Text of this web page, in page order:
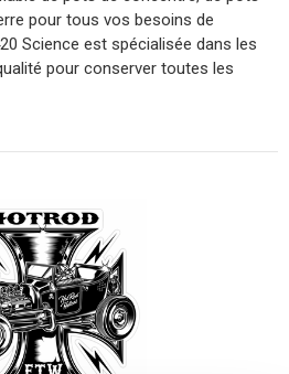
pour tous vos besoins de
Science est spécialisée dans les
pour conserver toutes les